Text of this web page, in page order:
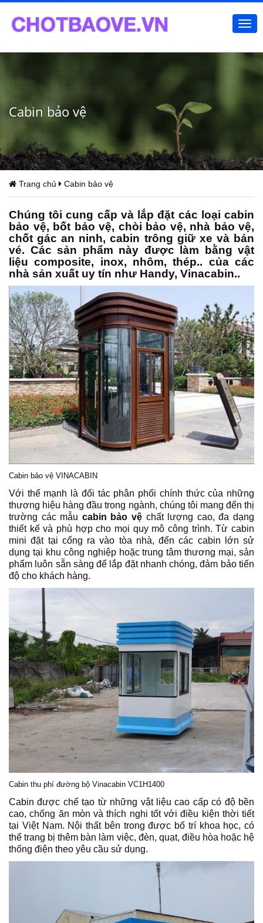
Cabin bảo vệ
Trang chủ Cabin bảo vệ
Chúng tôi cung cấp và lắp đặt các loại cabin
bảo vệ, bốt bảo vệ, chòi bảo vệ, nhà bảo vệ,
chốt gác an ninh, cabin trông giữ xe và bán
vé. Các sản phẩm này được làm bằng vật
liệu composite, inox, nhôm, thép.. của các
nhà sản xuất uy tín như Handy, Vinacabin..
Cabin bảo vệ VINACABIN
Với thế mạnh là đối tác phân phối chính thức của những
thương hiệu hàng đầu trong ngành, chúng tôi mang đến thị
trường các mẫu cabin bảo vệ chất lượng cao, đa dạng
thiết kế và phù hợp cho mọi quy mô công trình. Từ cabin
mini đặt tại cổng ra vào tòa nhà, đến các cabin lớn sử
dụng tại khu công nghiệp hoặc trung tâm thương mại, sản
phẩm luôn sẵn sàng để lắp đặt nhanh chóng, đảm bảo tiến
độ cho khách hàng.
Cabin thu phí đường bộ Vinacabin VC1H1400
Cabin được chế tạo từ những vật liệu cao cấp có độ bền
cao, chống ăn mòn và thích nghi tốt với điều kiện thời tiết
tại Việt Nam. Nội thất bên trong được bố trí khoa học, có
thể trang bị thêm bàn làm việc, đèn, quạt, điều hòa hoặc hệ
thống điện theo yêu cầu sử dụng.